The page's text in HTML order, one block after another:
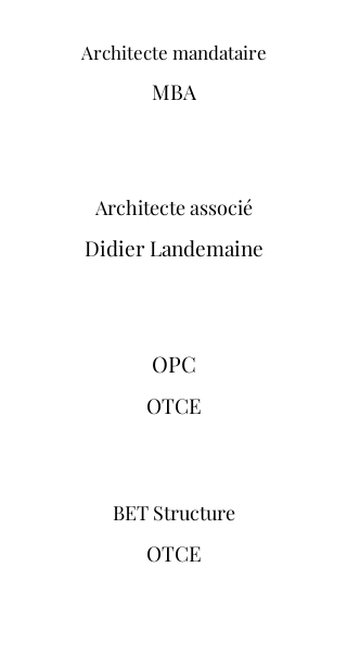
Architecte mandataire
MBA
Architecte associé
Didier Landemaine
OPC
OTCE
BET Structure
OTCE